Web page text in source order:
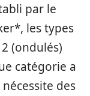
par le
les types
(ondulés)
catégorie a
des